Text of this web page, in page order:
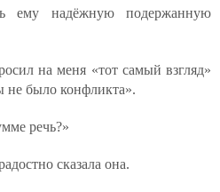
ему надёжную подержанную
на меня «тот самый взгляд»
не было конфликта».
речь?»
сказала она.